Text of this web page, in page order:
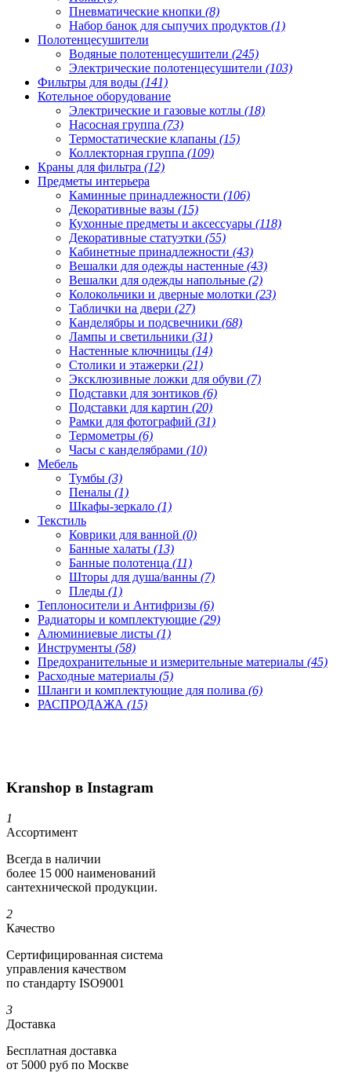
Пневматические кнопки (8)
Набор банок для сыпучих продуктов (1)
Полотенцесушители
Водяные полотенцесушители (245)
Электрические полотенцесушители (103)
Фильтры для воды (141)
Котельное оборудование
Электрические и газовые котлы (18)
Насосная группа (73)
Термостатические клапаны (15)
Коллекторная группа (109)
Краны для фильтра (12)
Предметы интерьера
Каминные принадлежности (106)
Декоративные вазы (15)
Кухонные предметы и аксессуары (118)
Декоративные статуэтки (55)
Кабинетные принадлежности (43)
Вешалки для одежды настенные (43)
Вешалки для одежды напольные (2)
Колокольчики и дверные молотки (23)
Таблички на двери (27)
Канделябры и подсвечники (68)
Лампы и светильники (31)
Настенные ключницы (14)
Столики и этажерки (21)
Эксклюзивные ложки для обуви (7)
Подставки для зонтиков (6)
Подставки для картин (20)
Рамки для фотографий (31)
Термометры (6)
Часы с канделябрами (10)
Мебель
Тумбы (3)
Пеналы (1)
Шкафы-зеркало (1)
Текстиль
Коврики для ванной (0)
Банные халаты (13)
Банные полотенца (11)
Шторы для душа/ванны (7)
Пледы (1)
Теплоносители и Антифризы (6)
Радиаторы и комплектующие (29)
Алюминиевые листы (1)
Инструменты (58)
Предохранительные и измерительные материалы (45)
Расходные материалы (5)
Шланги и комплектующие для полива (6)
РАСПРОДАЖА (15)
Kranshop в Instagram
1
Ассортимент
Всегда в наличии
более 15 000 наименований
сантехнической продукции.
2
Качество
Сертифициро­ванная система
управления качеством
по стандарту ISO9001
3
Доставка
Бесплатная доставка
от 5000 руб по Москве